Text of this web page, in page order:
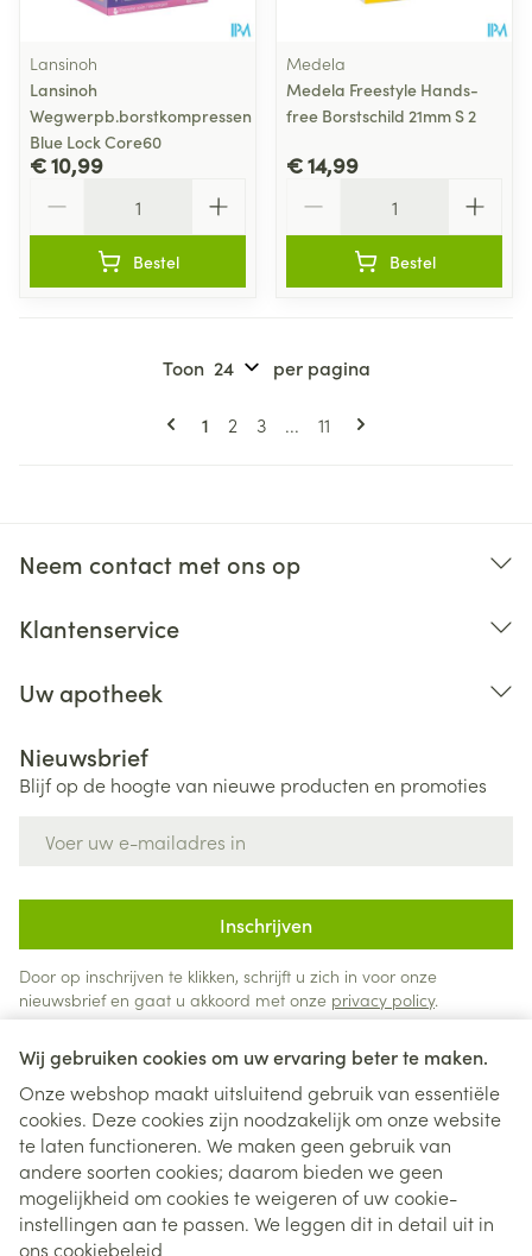
Wij gebruiken cookies om uw ervaring beter te maken.
Onze webshop maakt uitsluitend gebruik van essentiële
cookies. Deze cookies zijn noodzakelijk om onze website
te laten functioneren. We maken geen gebruik van
andere soorten cookies; daarom bieden we geen
mogelijkheid om cookies te weigeren of uw cookie-
instellingen aan te passen. We leggen dit in detail uit in
ons cookiebeleid
Lansinoh
Lansinoh
Wegwerpb.borstkompressen
Blue Lock Core60
€ 10,99
Bestel
Medela
Medela Freestyle Hands-
free Borstschild 21mm S 2
€ 14,99
Bestel
Pagina's
U lees momenteel pagina
1 Pagina
2 Pagina
3 ... Pagina
11
Toon per pagina
Neem contact met ons op
Klantenservice
Uw apotheek
Nieuwsbrief
Blijf op de hoogte van nieuwe producten en promoties
Inschrijven
Door op inschrijven te klikken, schrijft u zich in voor onze
nieuwsbrief en gaat u akkoord met onze privacy policy.
Juridische links